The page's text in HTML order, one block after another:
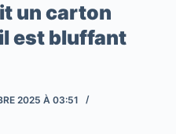
un carton
est bluffant
2025 À 03:51